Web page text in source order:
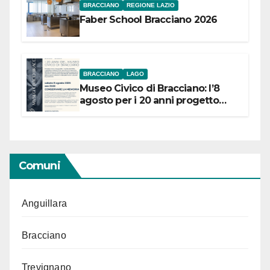
BRACCIANO REGIONE LAZIO
Faber School Bracciano 2026
BRACCIANO LAGO
Museo Civico di Bracciano: l’8
agosto per i 20 anni progetto
Comuni
Anguillara
Bracciano
Trevignano